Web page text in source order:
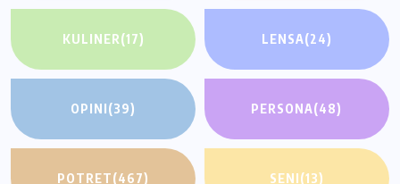
KULINER(17) LENSA(24)
OPINI(39) PERSONA(48)
POTRET(467) SENI(13)